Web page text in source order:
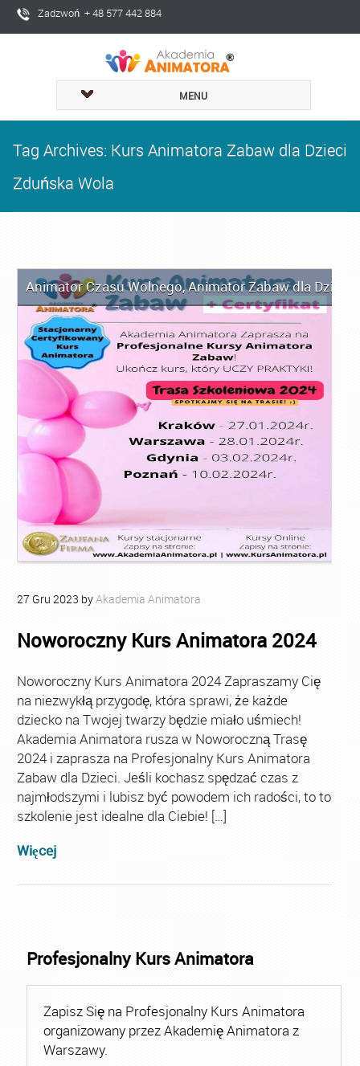
Zadzwoń + 48 577 442 884
MENU
Tag Archives: Kurs Animatora Zabaw dla Dzieci
Zduńska Wola
Animator Czasu Wolnego,Animator Zabaw dla Dzieci
27 Gru 2023 byAkademia Animatora
Noworoczny Kurs Animatora 2024
Noworoczny Kurs Animatora 2024 Zapraszamy Cię
na niezwykłą przygodę, która sprawi, że każde
dziecko na Twojej twarzy będzie miało uśmiech!
Akademia Animatora rusza w Noworoczną Trasę
2024 i zaprasza na Profesjonalny Kurs Animatora
Zabaw dla Dzieci. Jeśli kochasz spędzać czas z
najmłodszymi i lubisz być powodem ich radości, to to
szkolenie jest idealne dla Ciebie! […]
Więcej
Profesjonalny Kurs Animatora
Zapisz Się na Profesjonalny Kurs Animatora
organizowany przez Akademię Animatora z
Warszawy.